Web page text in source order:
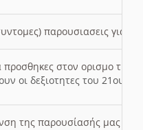
παρουσιασεις για
προσθηκες στον ορισμο
οι δεξιοτητες του 21ου
της παρουσίασής μας